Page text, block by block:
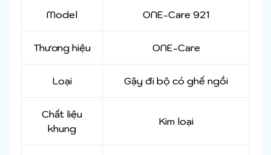
Model ONE-Care 921
Thương hiệu ONE-Care
Loại Gậy đi bộ có ghế ngồi
Chất liệu
khung
Kim loại